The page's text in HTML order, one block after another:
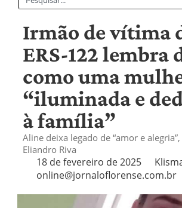
Irmão de vítima
ERS-122 lembra
como uma
“iluminada e
à família”
Aline deixa legado de “amor e
Eliandro Riva
18 de fevereiro de 2025
online@jornaloflorense.com.br